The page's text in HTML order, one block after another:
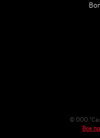
© ООО
Все